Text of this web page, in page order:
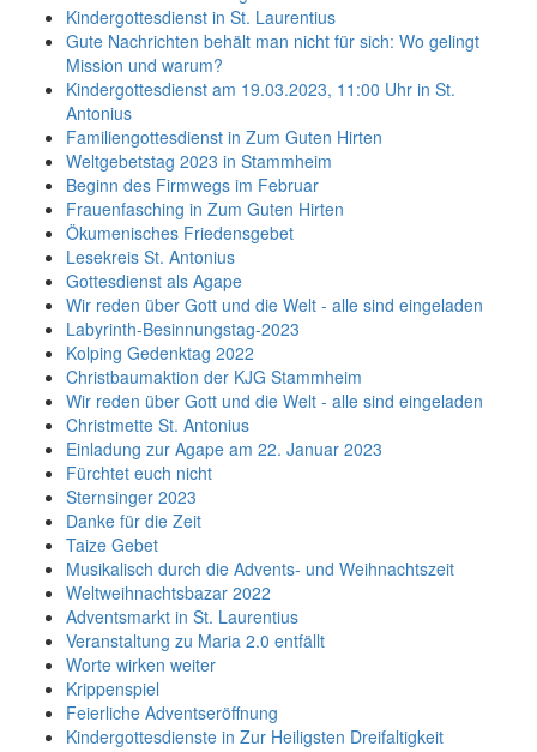
Kindergottesdienst in St. Laurentius
Gute Nachrichten behält man nicht für sich: Wo gelingt
Mission und warum?
Kindergottesdienst am 19.03.2023, 11:00 Uhr in St.
Antonius
Familiengottesdienst in Zum Guten Hirten
Weltgebetstag 2023 in Stammheim
Beginn des Firmwegs im Februar
Frauenfasching in Zum Guten Hirten
Ökumenisches Friedensgebet
Lesekreis St. Antonius
Gottesdienst als Agape
Wir reden über Gott und die Welt - alle sind eingeladen
Labyrinth-Besinnungstag-2023
Kolping Gedenktag 2022
Christbaumaktion der KJG Stammheim
Wir reden über Gott und die Welt - alle sind eingeladen
Christmette St. Antonius
Einladung zur Agape am 22. Januar 2023
Fürchtet euch nicht
Sternsinger 2023
Danke für die Zeit
Taize Gebet
Musikalisch durch die Advents- und Weihnachtszeit
Weltweihnachtsbazar 2022
Adventsmarkt in St. Laurentius
Veranstaltung zu Maria 2.0 entfällt
Worte wirken weiter
Krippenspiel
Feierliche Adventseröffnung
Kindergottesdienste in Zur Heiligsten Dreifaltigkeit